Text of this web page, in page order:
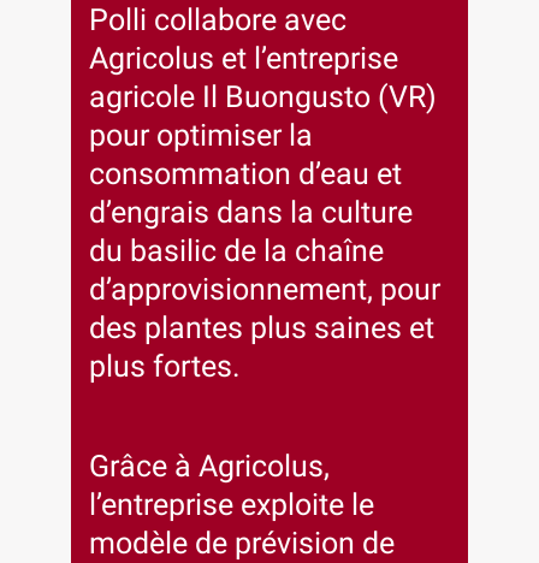
Polli collabore avec
Agricolus et l’entreprise
agricole Il Buongusto (VR)
pour optimiser la
consommation d’eau et
d’engrais dans la culture
du basilic de la chaîne
d’approvisionnement, pour
des plantes plus saines et
plus fortes.
Grâce à Agricolus,
l’entreprise exploite le
modèle de prévision de